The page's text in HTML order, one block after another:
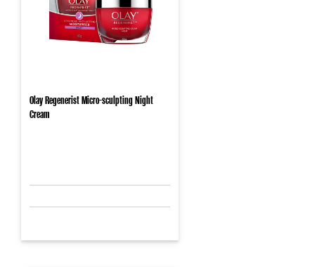
Olay Regenerist Micro-sculpting Night
Cream